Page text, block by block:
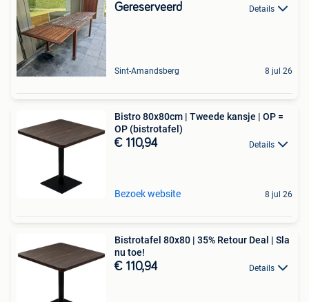
Gereserveerd Details
Sint-Amandsberg 8 jul 26
Bistro 80x80cm | Tweede kansje | OP =
OP (bistrotafel)
€ 110,94 Details
Bezoek website 8 jul 26
Bistrotafel 80x80 | 35% Retour Deal | Sla
nu toe!
€ 110,94 Details